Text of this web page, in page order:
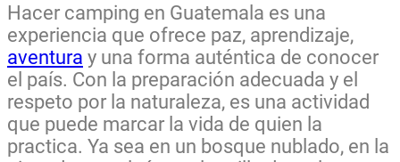
Hacer camping en Guatemala es una
experiencia que ofrece paz, aprendizaje,
aventura y una forma auténtica de conocer
el país. Con la preparación adecuada y el
respeto por la naturaleza, es una actividad
que puede marcar la vida de quien la
practica. Ya sea en un bosque nublado, en la